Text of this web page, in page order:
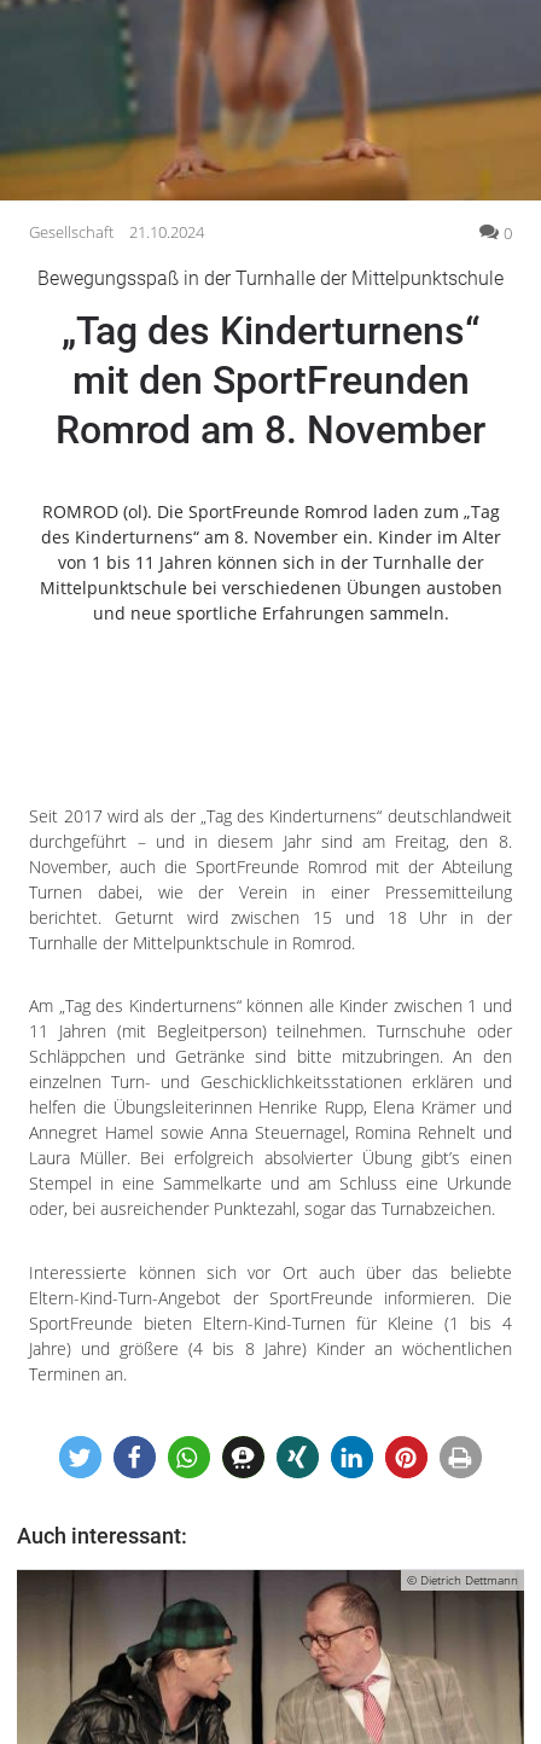
Gesundheit
Kultur
Lifestyle
Wirtschaft
Vogelsberg
Alsfeld
Romrod
Homberg
Ohm
Schotten
Antrifttal
Feldatal
Freiensteinau
Gemünden
Grebenau
Schwalmtal
Ulrichstein
Wartenberg
Schwalm
Gießen
Impressum
Datenschutzerklärung
Gesellschaft 21.10.2024 0
Bewegungsspaß in der Turnhalle der Mittelpunktschule
„Tag des Kinderturnens“
mit den SportFreunden
Romrod am 8. November
ROMROD (ol). Die SportFreunde Romrod laden zum „Tag
des Kinderturnens“ am 8. November ein. Kinder im Alter
von 1 bis 11 Jahren können sich in der Turnhalle der
Mittelpunktschule bei verschiedenen Übungen austoben
und neue sportliche Erfahrungen sammeln.
Seit 2017 wird als der „Tag des Kinderturnens“ deutschlandweit
durchgeführt – und in diesem Jahr sind am Freitag, den 8.
November, auch die SportFreunde Romrod mit der Abteilung
Turnen dabei, wie der Verein in einer Pressemitteilung
berichtet. Geturnt wird zwischen 15 und 18 Uhr in der
Turnhalle der Mittelpunktschule in Romrod.
Am „Tag des Kinderturnens“ können alle Kinder zwischen 1 und
11 Jahren (mit Begleitperson) teilnehmen. Turnschuhe oder
Schläppchen und Getränke sind bitte mitzubringen. An den
einzelnen Turn- und Geschicklichkeitsstationen erklären und
helfen die Übungsleiterinnen Henrike Rupp, Elena Krämer und
Annegret Hamel sowie Anna Steuernagel, Romina Rehnelt und
Laura Müller. Bei erfolgreich absolvierter Übung gibt’s einen
Stempel in eine Sammelkarte und am Schluss eine Urkunde
oder, bei ausreichender Punktezahl, sogar das Turnabzeichen.
Interessierte können sich vor Ort auch über das beliebte
Eltern-Kind-Turn-Angebot der SportFreunde informieren. Die
SportFreunde bieten Eltern-Kind-Turnen für Kleine (1 bis 4
Jahre) und größere (4 bis 8 Jahre) Kinder an wöchentlichen
Terminen an.
Auch interessant:
© Dietrich Dettmann